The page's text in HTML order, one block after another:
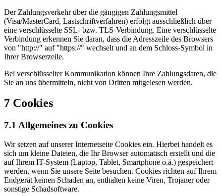
Der Zahlungsverkehr über die gängigen Zahlungsmittel
(Visa/MasterCard, Lastschriftverfahren) erfolgt ausschließlich über
eine verschlüsselte SSL- bzw. TLS-Verbindung. Eine verschlüsselte
Verbindung erkennen Sie daran, dass die Adresszeile des Browsers
von "http://" auf "https://" wechselt und an dem Schloss-Symbol in
Ihrer Browserzeile.
Bei verschlüsselter Kommunikation können Ihre Zahlungsdaten, die
Sie an uns übermitteln, nicht von Dritten mitgelesen werden.
7 Cookies
7.1 Allgemeines zu Cookies
Wir setzen auf unserer Internetseite Cookies ein. Hierbei handelt es
sich um kleine Dateien, die Ihr Browser automatisch erstellt und die
auf Ihrem IT-System (Laptop, Tablet, Smartphone o.ä.) gespeichert
werden, wenn Sie unsere Seite besuchen. Cookies richten auf Ihrem
Endgerät keinen Schaden an, enthalten keine Viren, Trojaner oder
sonstige Schadsoftware.